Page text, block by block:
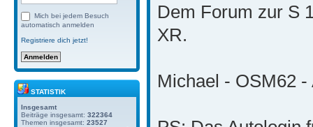
Mich bei jedem Besuch
automatisch anmelden
Registriere dich jetzt!
STATISTIK
Insgesamt
Beiträge insgesamt: 322364
Themen insgesamt: 23527
Dem Forum zur S
XR.
Michael - OSM62